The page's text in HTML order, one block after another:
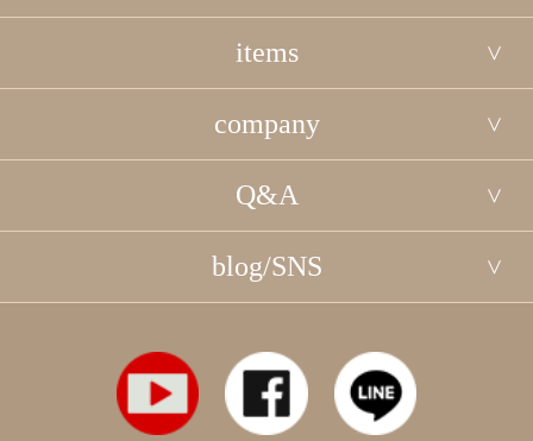
items
company
Q&A
blog/SNS